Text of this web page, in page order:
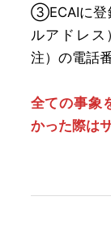
➂ECAIに登
ルアドレス
注）の電話
全ての事象
かった際は